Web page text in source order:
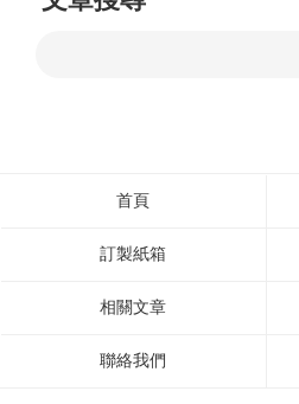
首頁
訂製紙箱
相關文章
聯絡我們